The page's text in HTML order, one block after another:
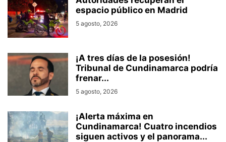
espacio público en Madrid
5 agosto, 2026
¡A tres días de la posesión!
Tribunal de Cundinamarca podría
frenar...
5 agosto, 2026
¡Alerta máxima en
Cundinamarca! Cuatro incendios
siguen activos y el panorama...